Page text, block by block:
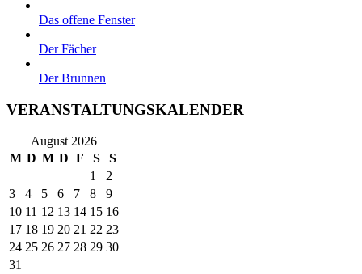
Das offene Fenster
Der Fächer
Der Brunnen
VERANSTALTUNGSKALENDER
August 2026
M D M D F S S
1
2
3
4 5 6 7 8
9
10 11 12 13 14 15 16
17 18 19 20 21 22 23
24 25 26 27 28 29 30
31